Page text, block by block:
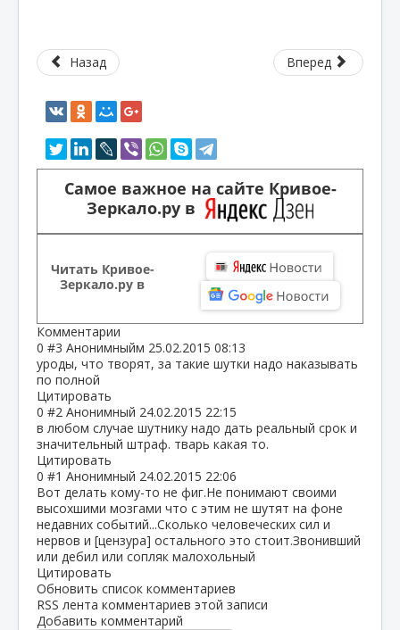
Назад Вперед
Самое важное на сайте Кривое-
Зеркало.ру в
Читать Кривое-
Зеркало.ру в
Комментарии
0 #3 Анонимныйм 25.02.2015 08:13
уроды, что творят, за такие шутки надо наказывать
по полной
Цитировать
0 #2 Анонимный 24.02.2015 22:15
в любом случае шутнику надо дать реальный срок и
значительный штраф. тварь какая то.
Цитировать
0 #1 Анонимный 24.02.2015 22:06
Вот делать кому-то не фиг.Не понимают своими
высохшими мозгами что с этим не шутят на фоне
недавних событий...Сколько человеческих сил и
нервов и [цензура] остального это стоит.Звонивший
или дебил или сопляк малохольный
Цитировать
Обновить список комментариев
RSS лента комментариев этой записи
Добавить комментарий